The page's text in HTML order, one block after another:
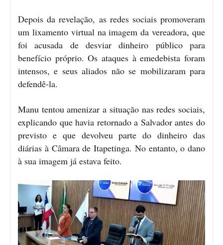
Depois da revelação, as redes sociais promoveram
um lixamento virtual na imagem da vereadora, que
foi acusada de desviar dinheiro público para
benefício próprio. Os ataques à emedebista foram
intensos, e seus aliados não se mobilizaram para
defendê-la.
Manu tentou amenizar a situação nas redes sociais,
explicando que havia retornado a Salvador antes do
previsto e que devolveu parte do dinheiro das
diárias à Câmara de Itapetinga. No entanto, o dano
à sua imagem já estava feito.